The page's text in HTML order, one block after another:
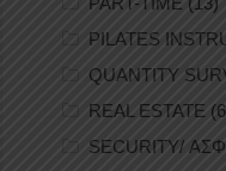
PILATES
QUANTITY
REAL ESTATE
SECURITY/